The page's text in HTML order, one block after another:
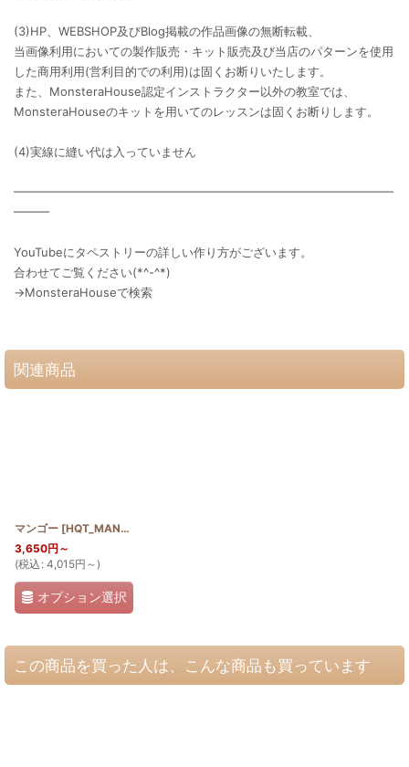
(3)HP、WEBSHOP及びBlog掲載の作品画像の無断転載、
当画像利用においての製作販売・キット販売及び当店のパターンを使用
した商用利用(営利目的での利用)は固くお断りいたします。
また、MonsteraHouse認定インストラクター以外の教室では、
MonsteraHouseのキットを用いてのレッスンは固くお断りします。
(4)実線に縫い代は入っていません
━━━━━━━━━━━━━━━━━━━━━━━━━━━━━━━━
━━━
YouTubeにタペストリーの詳しい作り方がございます。
合わせてご覧ください(*^-^*)
→MonsteraHouseで検索
関連商品
マンゴー [HQT_MANGO
3,650円 ～
(税込 : 4,015円 ～)
オプション選択
この商品を買った人は、こんな商品も買っています